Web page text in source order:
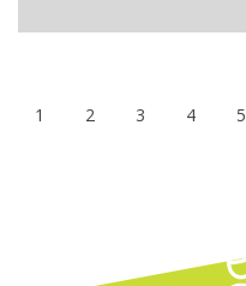
1 2 3 4 5